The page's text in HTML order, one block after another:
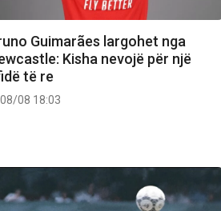
Guimarães largohet nga
Kisha nevojë për një
të re
08/08 18:03